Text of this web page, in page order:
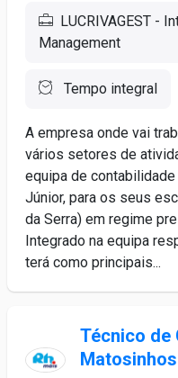
LUCRIVAGEST -
Management
Tempo integral
A empresa onde vai
vários setores de
equipa de
Júnior, para os seus
da Serra) em regime
Integrado na equipa
terá como principais...
Técnico de
Matosinhos